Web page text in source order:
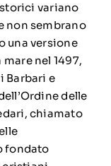
variano
non sembrano
una versione
nel 1497,
Barbari e
delle
chiamato
fondato